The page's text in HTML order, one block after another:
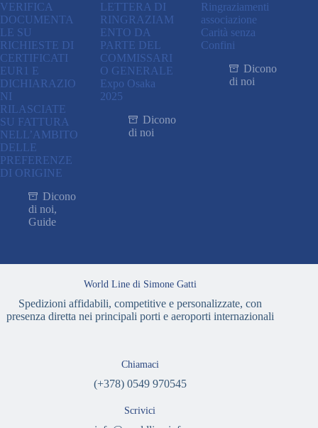
VERIFICA
DOCUMENTA
LE SU
RICHIESTE DI
CERTIFICATI
EUR1 E
DICHIARAZIO
NI
RILASCIATE
SU FATTURA
NELL’AMBITO
DELLE
PREFERENZE
DI ORIGINE
Dicono
di noi,
Guide
LETTERA DI
RINGRAZIAM
ENTO DA
PARTE DEL
COMMISSARI
O GENERALE
Expo Osaka
2025
Dicono
di noi
Ringraziamenti
associazione
Carità senza
Confini
Dicono
di noi
World Line di Simone Gatti
Spedizioni affidabili, competitive e personalizzate, con
presenza diretta nei principali porti e aeroporti internazionali
Chiamaci
(+378) 0549 970545
Scrivici